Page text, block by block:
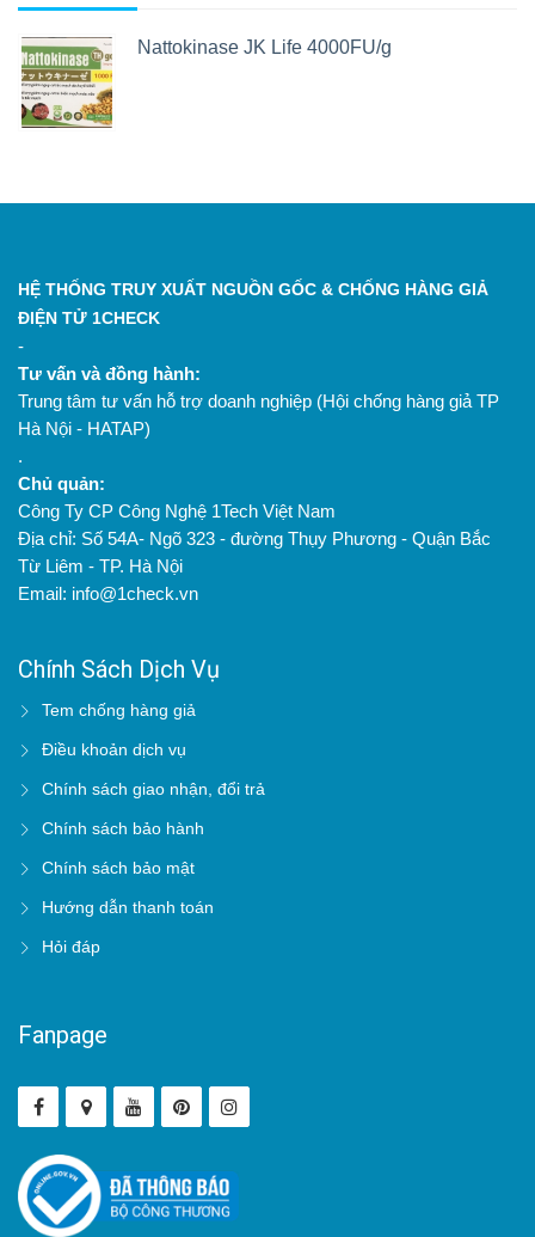
Nattokinase JK Life 4000FU/g
HỆ THỐNG TRUY XUẤT NGUỒN GỐC & CHỐNG HÀNG GIẢ
ĐIỆN TỬ 1CHECK
-
Tư vấn và đồng hành:
Trung tâm tư vấn hỗ trợ doanh nghiệp (Hội chống hàng giả TP
Hà Nội - HATAP)
.
Chủ quản:
Công Ty CP Công Nghệ 1Tech Việt Nam
Địa chỉ: Số 54A- Ngõ 323 - đường Thụy Phương - Quận Bắc
Từ Liêm - TP. Hà Nội
Email: info@1check.vn
Chính Sách Dịch Vụ
Tem chống hàng giả
Điều khoản dịch vụ
Chính sách giao nhận, đổi trả
Chính sách bảo hành
Chính sách bảo mật
Hướng dẫn thanh toán
Hỏi đáp
Fanpage